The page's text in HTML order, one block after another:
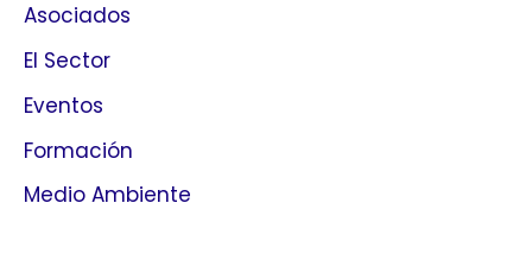
Asociados
El Sector
Eventos
Formación
Medio Ambiente